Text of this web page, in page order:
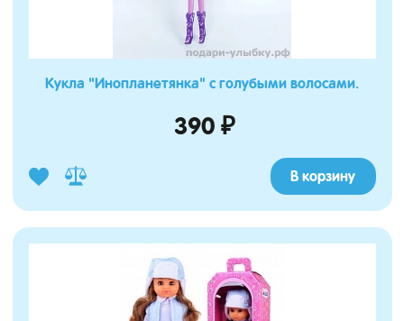
Кукла "Инопланетянка" с голубыми волосами.
390 ₽
В корзину